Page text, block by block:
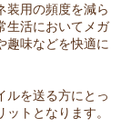
装用の頻度を減ら
生活においてメガ
趣味などを快適に
ルを送る方にとっ
トとなります。